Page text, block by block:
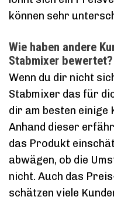
können sehr
Wie haben andere
Stabmixer bewertet?
Wenn du dir nicht
Stabmixer das für
dir am besten einige
Anhand dieser
das Produkt
abwägen, ob die
nicht. Auch das
schätzen viele